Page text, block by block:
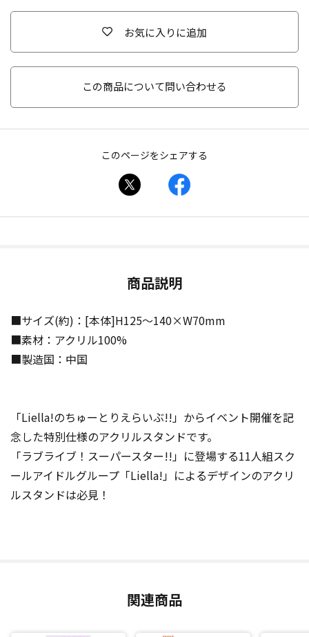
お気に入りに追加
この商品について問い合わせる
このページをシェアする
商品説明
■サイズ(約)：[本体]H125〜140×W70mm
■素材：アクリル100%
■製造国：中国
「Liella!のちゅーとりえらいぶ!!」からイベント開催を記
念した特別仕様のアクリルスタンドです。
「ラブライブ！スーパースター!!」に登場する11人組スク
ールアイドルグループ「Liella!」によるデザインのアクリ
ルスタンドは必見！
関連商品